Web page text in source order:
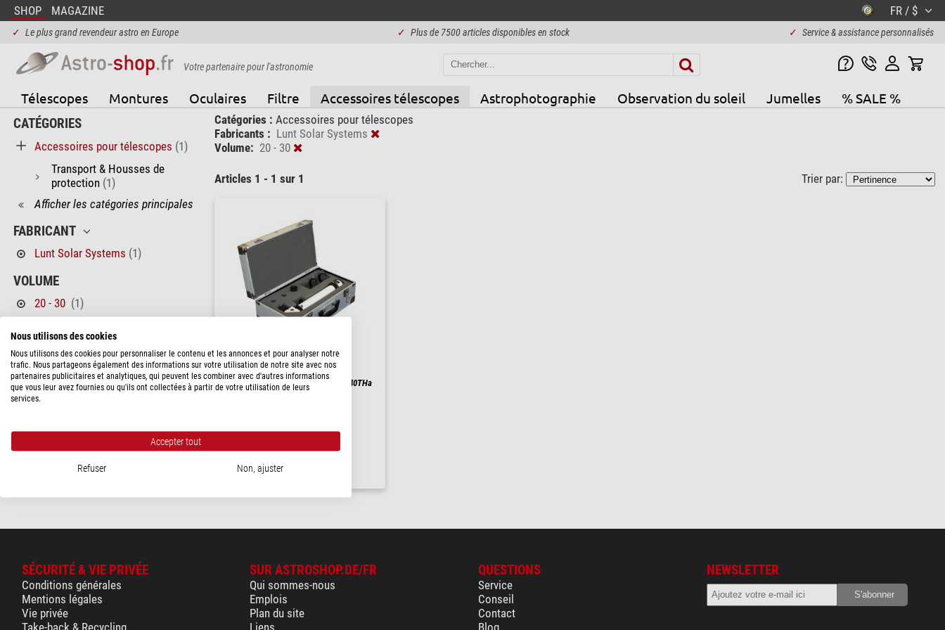
SHOP MAGAZINE FR / $
✓ Le plus grand revendeur astro en Europe ✓ Plus de 7500 articles disponibles en stock ✓ Service & assistance personnalisés
Votre partenaire pour l'astronomie
Télescopes Montures Oculaires Filtre Accessoires télescopes Astrophotographie Observation du soleil Jumelles % SALE %
CATÉGORIES
Accessoires pour télescopes (1)
Transport & Housses de
protection (1)
Afficher les catégories principales
FABRICANT
Lunt Solar Systems (1)
VOLUME
20 - 30 (1)
PRIX
120 - 170 $(1)
DISPONIBILITÉ
Catégories : Accessoires pour télescopes
Fabricants : Lunt Solar Systems
Volume: 20 - 30
Articles 1 - 1 sur 1 Trier par:
Lunt Solar Systems
Mallette de transport LS50THa & LS40THa
Prix soldé:
132,73 $
expédié sous
SÉCURITÉ & VIE PRIVÉE
Conditions générales
Mentions légales
Vie privée
Take-back & Recycling
SUR ASTROSHOP.DE/FR
Qui sommes-nous
Emplois
Plan du site
Liens
QUESTIONS
Service
Conseil
Contact
Blog
NEWSLETTER
Nous utilisons des cookies
Nous utilisons des cookies pour personnaliser le contenu et les annonces et pour analyser notre
trafic. Nous partageons également des informations sur votre utilisation de notre site avec nos
partenaires publicitaires et analytiques, qui peuvent les combiner avec d'autres informations
que vous leur avez fournies ou qu'ils ont collectées à partir de votre utilisation de leurs
services.
Accepter tout
Refuser Non, ajuster